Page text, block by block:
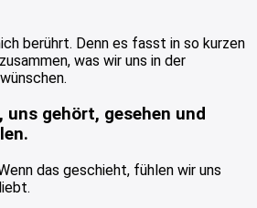
berührt. Denn es fasst in so kurzen
was wir uns in der
uns gehört, gesehen und
das geschieht, fühlen wir uns